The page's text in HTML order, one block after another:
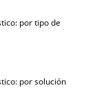
por tipo de
por solución